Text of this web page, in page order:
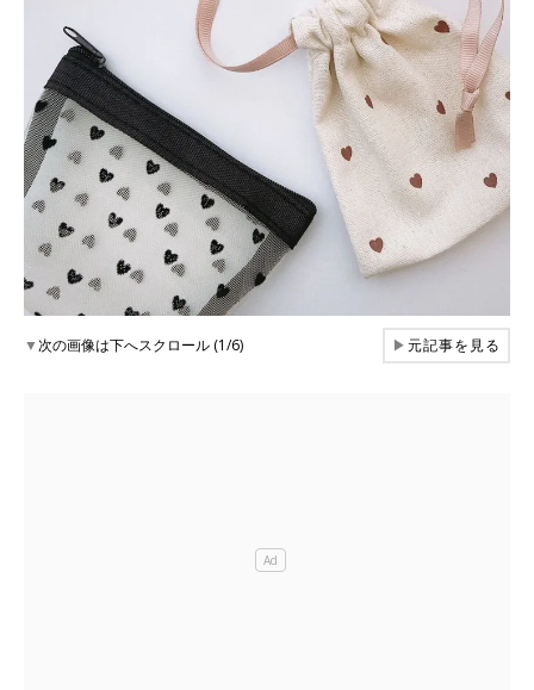
▼次の画像は下へスクロール (1/6) ▶元記事を見る